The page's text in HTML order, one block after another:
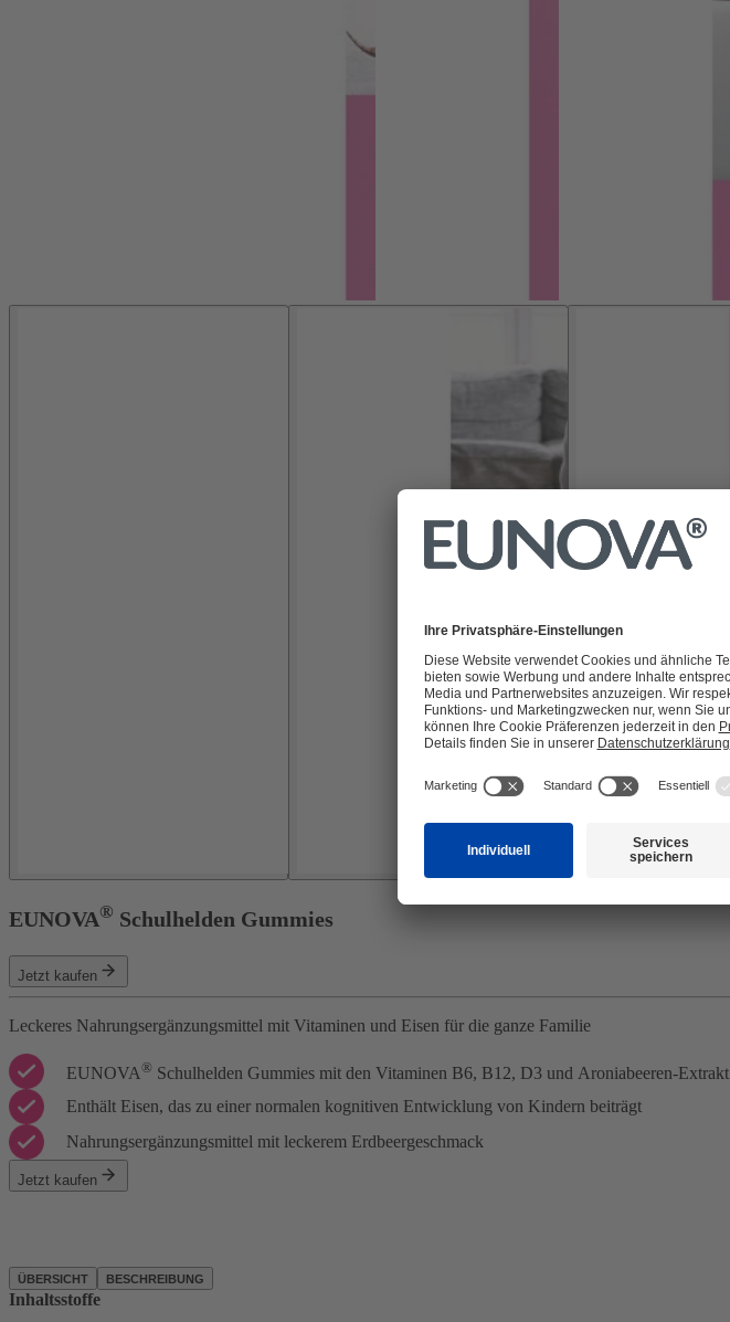
EUNOVA® Schulhelden Gummies
Jetzt kaufen
Leckeres Nahrungsergänzungsmittel mit Vitaminen und Eisen für die ganze Familie
EUNOVA® Schulhelden Gummies mit den Vitaminen B6, B12, D3 und Aroniabeeren-Extrakt
Enthält Eisen, das zu einer normalen kognitiven Entwicklung von Kindern beiträgt
Nahrungsergänzungsmittel mit leckerem Erdbeergeschmack
Jetzt kaufen
ÜBERSICHT BESCHREIBUNG
Inhaltsstoffe